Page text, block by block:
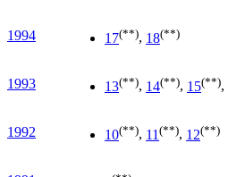
1994 17(**), 18(**)
1993 13(**), 14(**), 15(**),
1992 10(**), 11 (**), 12(**)